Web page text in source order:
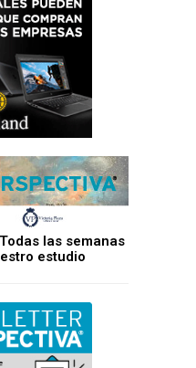
las semanas
estudio